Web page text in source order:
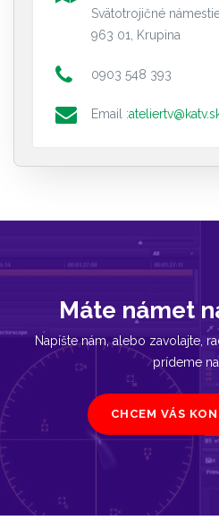
Svätotrojičné
963 01, Krupina
0903 548 393
Email :
Máte námet
Napíšte nám, alebo zavolajte,
prídeme
CHCEM VÁS